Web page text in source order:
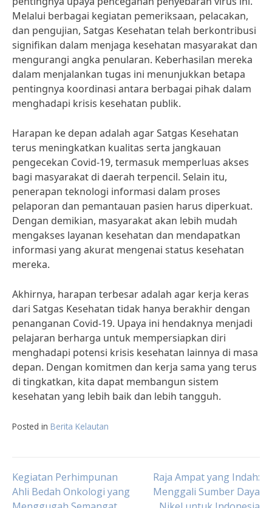
Melalui berbagai kegiatan pemeriksaan, pelacakan,
dan pengujian, Satgas Kesehatan telah berkontribusi
signifikan dalam menjaga kesehatan masyarakat dan
mengurangi angka penularan. Keberhasilan mereka
dalam menjalankan tugas ini menunjukkan betapa
pentingnya koordinasi antara berbagai pihak dalam
menghadapi krisis kesehatan publik.
Harapan ke depan adalah agar Satgas Kesehatan
terus meningkatkan kualitas serta jangkauan
pengecekan Covid-19, termasuk memperluas akses
bagi masyarakat di daerah terpencil. Selain itu,
penerapan teknologi informasi dalam proses
pelaporan dan pemantauan pasien harus diperkuat.
Dengan demikian, masyarakat akan lebih mudah
mengakses layanan kesehatan dan mendapatkan
informasi yang akurat mengenai status kesehatan
mereka.
Akhirnya, harapan terbesar adalah agar kerja keras
dari Satgas Kesehatan tidak hanya berakhir dengan
penanganan Covid-19. Upaya ini hendaknya menjadi
pelajaran berharga untuk mempersiapkan diri
menghadapi potensi krisis kesehatan lainnya di masa
depan. Dengan komitmen dan kerja sama yang terus
di tingkatkan, kita dapat membangun sistem
kesehatan yang lebih baik dan lebih tangguh.
Posted in Berita Kelautan
Post
Kegiatan Perhimpunan
Ahli Bedah Onkologi yang
Raja Ampat yang Indah:
Menggali Sumber Daya